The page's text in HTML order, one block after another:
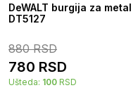
DeWALT burgija za metal
DT5127
880RSD
780 RSD
Ušteda: 100 RSD